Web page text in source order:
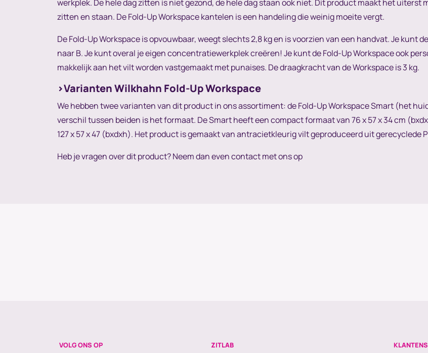
werkplek. De hele dag zitten is niet gezond, de hele dag staan ook niet. Dit product maakt het uiterst
zitten en staan. De Fold-Up Workspace kantelen is een handeling die weinig moeite vergt.
De Fold-Up Workspace is opvouwbaar, weegt slechts 2,8 kg en is voorzien van een handvat. Je kunt
naar B. Je kunt overal je eigen concentratiewerkplek creëren! Je kunt de Fold-Up Workspace ook
makkelijk aan het vilt worden vastgemaakt met punaises. De draagkracht van de Workspace is 3 kg.
>Varianten Wilkhahn Fold-Up Workspace
We hebben twee varianten van dit product in ons assortiment: de Fold-Up Workspace Smart (het
verschil tussen beiden is het formaat. De Smart heeft een compact formaat van 76 x 57 x 34 cm
127 x 57 x 47 (bxdxh). Het product is gemaakt van antracietkleurig vilt geproduceerd uit gerecyclede
Heb je vragen over dit product? Neem dan even contact met ons op
VOLG ONS OP ZITLAB